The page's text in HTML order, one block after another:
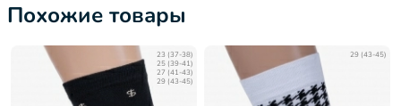
Похожие товары
23 (37-38)
25 (39-41)
27 (41-43)
29 (43-45)
29 (43-45)